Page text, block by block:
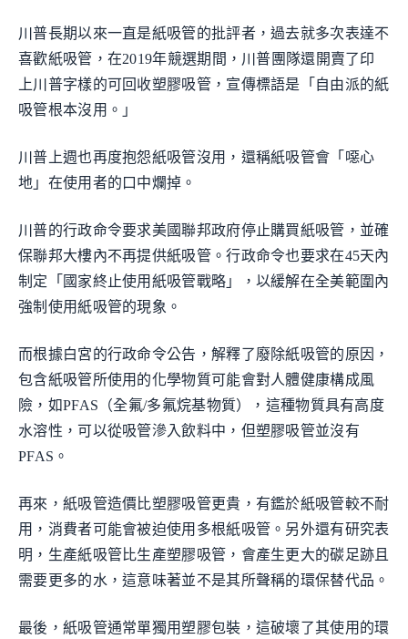
川普長期以來一直是紙吸管的批評者，過去就多次表達不
喜歡紙吸管，在2019年競選期間，川普團隊還開賣了印
上川普字樣的可回收塑膠吸管，宣傳標語是「自由派的紙
吸管根本沒用。」
川普上週也再度抱怨紙吸管沒用，還稱紙吸管會「噁心
地」在使用者的口中爛掉。
川普的行政命令要求美國聯邦政府停止購買紙吸管，並確
保聯邦大樓內不再提供紙吸管。行政命令也要求在45天內
制定「國家終止使用紙吸管戰略」，以緩解在全美範圍內
強制使用紙吸管的現象。
而根據白宮的行政命令公告，解釋了廢除紙吸管的原因，
包含紙吸管所使用的化學物質可能會對人體健康構成風
險，如PFAS（全氟/多氟烷基物質），這種物質具有高度
水溶性，可以從吸管滲入飲料中，但塑膠吸管並沒有
PFAS。
再來，紙吸管造價比塑膠吸管更貴，有鑑於紙吸管較不耐
用，消費者可能會被迫使用多根紙吸管。另外還有研究表
明，生產紙吸管比生產塑膠吸管，會產生更大的碳足跡且
需要更多的水，這意味著並不是其所聲稱的環保替代品。
最後，紙吸管通常單獨用塑膠包裝，這破壞了其使用的環